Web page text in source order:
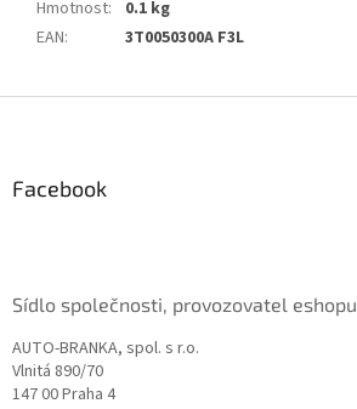
Hmotnost:
0.1 kg
EAN: 3T0050300A F3L
Facebook
Sídlo společnosti, provozovatel eshopu
AUTO-BRANKA, spol. s r.o.
Vlnitá 890/70
147 00 Praha 4